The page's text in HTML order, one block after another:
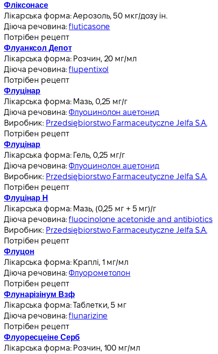
Фліксонасе
Лікарська форма:Аерозоль, 50 мкг/дозу ін.
Діюча речовина:fluticasone
Потрібен рецепт
Флуанксол Депот
Лікарська форма: Розчин, 20 мг/мл
Діюча речовина:flupentixol
Потрібен рецепт
Флуцінар
Лікарська форма: Мазь, 0,25 мг/г
Діюча речовина:Флуоцинолон ацетонид
Виробник: Przedsiębiorstwo Farmaceutyczne Jelfa S.A.
Потрібен рецепт
Флуцінар
Лікарська форма: Гель, 0,25 мг/г
Діюча речовина:Флуоцинолон ацетонид
Виробник: Przedsiębiorstwo Farmaceutyczne Jelfa S.A.
Потрібен рецепт
Флуцінар Н
Лікарська форма: Мазь, (0,25 мг + 5 мг)/г
Діюча речовина:fluocinolone acetonide and antibiotics
Виробник: Przedsiębiorstwo Farmaceutyczne Jelfa S.A.
Потрібен рецепт
Флуцон
Лікарська форма: Краплі, 1 мг/мл
Діюча речовина:Флуорометолон
Потрібен рецепт
Флунарізінум Взф
Лікарська форма:Таблетки, 5 мг
Діюча речовина:flunarizine
Потрібен рецепт
Флуоресцеіне Серб
Лікарська форма: Розчин, 100 мг/мл